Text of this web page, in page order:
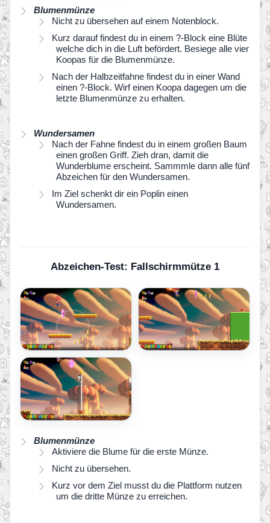
Blumenmünze
Nicht zu übersehen auf einem Notenblock.
Kurz darauf findest du in einem ?-Block eine Blüte
welche dich in die Luft befördert. Besiege alle vier
Koopas für die Blumenmünze.
Nach der Halbzeitfahne findest du in einer Wand
einen ?-Block. Wirf einen Koopa dagegen um die
letzte Blumenmünze zu erhalten.
Wundersamen
Nach der Fahne findest du in einem großen Baum
einen großen Griff. Zieh dran, damit die
Wunderblume erscheint. Sammmle dann alle fünf
Abzeichen für den Wundersamen.
Im Ziel schenkt dir ein Poplin einen
Wundersamen.
Abzeichen-Test: Fallschirmmütze 1
Blumenmünze
Aktiviere die Blume für die erste Münze.
Nicht zu übersehen.
Kurz vor dem Ziel musst du die Plattform nutzen
um die dritte Münze zu erreichen.